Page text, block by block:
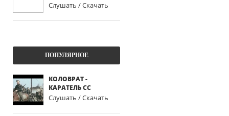
Слушать / Скачать
ПОПУЛЯРНОЕ
КОЛОВРАТ -
КАРАТЕЛЬ СС
Слушать / Скачать